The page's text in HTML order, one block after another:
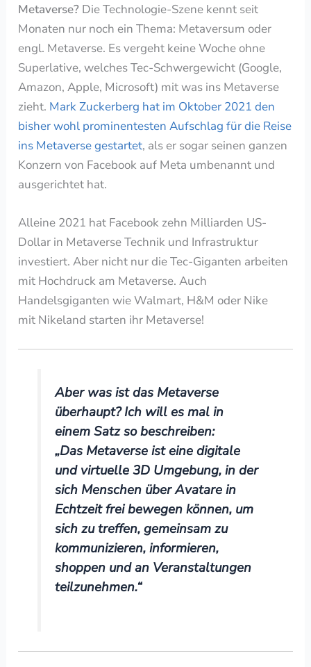
Metaverse? Die Technologie-Szene kennt seit
Monaten nur noch ein Thema: Metaversum oder
engl. Metaverse. Es vergeht keine Woche ohne
Superlative, welches Tec-Schwergewicht (Google,
Amazon, Apple, Microsoft) mit was ins Metaverse
zieht. Mark Zuckerberg hat im Oktober 2021 den
bisher wohl prominentesten Aufschlag für die Reise
ins Metaverse gestartet, als er sogar seinen ganzen
Konzern von Facebook auf Meta umbenannt und
ausgerichtet hat.
Alleine 2021 hat Facebook zehn Milliarden US-
Dollar in Metaverse Technik und Infrastruktur
investiert. Aber nicht nur die Tec-Giganten arbeiten
mit Hochdruck am Metaverse.Auch
Handelsgiganten wie Walmart, H&M oder Nike
mit Nikeland starten ihr Metaverse!
Aber was ist das Metaverse
überhaupt? Ich will es mal in
einem Satz so beschreiben:
„Das Metaverse ist eine digitale
und virtuelle 3D Umgebung, in der
sich Menschen über Avatare in
Echtzeit frei bewegen können, um
sich zu treffen, gemeinsam zu
kommunizieren, informieren,
shoppen und an Veranstaltungen
teilzunehmen.“